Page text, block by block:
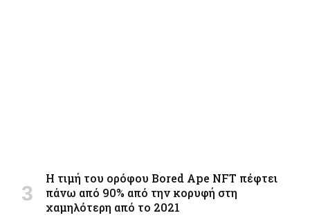
Η τιμή του ορόφου Bored Ape NFT πέφτει
πάνω από 90% από την κορυφή στη
χαμηλότερη από το 2021